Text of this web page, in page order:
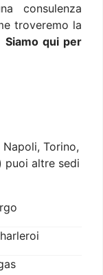
consulenza
troveremo la
Siamo qui per
Torino,
puoi altre sedi